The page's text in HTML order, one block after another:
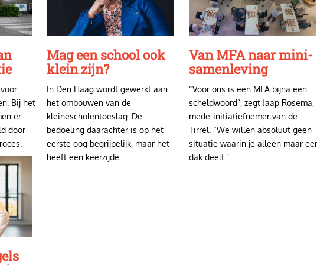
Bij het
er
door
Mag een school ook
klein zijn?
In Den Haag wordt gewerkt aan
het ombouwen van de
kleinescholentoeslag. De
bedoeling daarachter is op het
eerste oog begrijpelijk, maar het
heeft een keerzijde.
Van MFA naar mini-
samenleving
“Voor ons is een MFA bijna een
scheldwoord”, zegt Jaap Rosema,
mede-initiatiefnemer van de
Tirrel. “We willen absoluut geen
situatie waarin je alleen maar
dak deelt.”